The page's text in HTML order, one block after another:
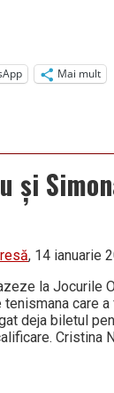
Mai mult
și
, 14 ianuarie
la Jocurile
care
deja biletul
Cristina